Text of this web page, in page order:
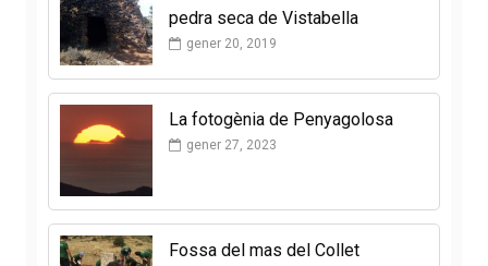
pedra seca de Vistabella
gener 20, 2019
La fotogènia de Penyagolosa
gener 27, 2023
Fossa del mas del Collet